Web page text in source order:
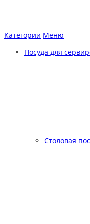
Категории Меню
Посуда для
Столовая